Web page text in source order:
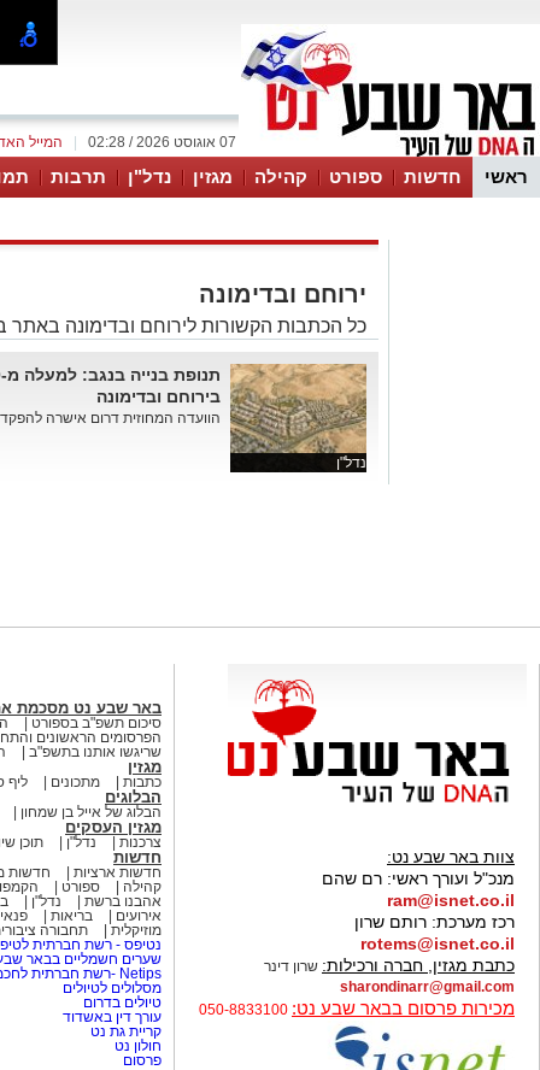
המייל 07 אוגוסט 2026 / 02:28
ראשי חדשות ספורט קהילה מגזין נדל"ן תרבות
ירוחם ובדימונה
כל הכתבות הקשורות לירוחם ובדימונה
נדל"ן
בירוחם ובדימונה
הוועדה המחוזית דרום אישרה
צוות באר שבע נט:
מנכ"ל ועורך ראשי: רם שהם
ram@isnet.co.il
רכז מערכת: רותם שרון
rotems@isnet.co.il
כתבת מגזין, חברה ורכילות: שרון דינר
sharondinarr@gmail.com
מכירות פרסום בבאר שבע נט: 050-8833100
באר שבע נט מסכמת
סיכום תשפ"ב בספורט
הפרסומים הראשונים
שריגשו אותנו בתשפ"ב
מגזין
כתבות מתכונים ליף
הבלוגים
הבלוג של אייל בן שמחון
מגזין העסקים
צרכנות נדל"ן תוכן
חדשות
חדשות ארציות
חדשות
קהילה
ספורט
אהבנו ברשת
נדל"ן
אירועים
בריאות
מוזיקלית
תחבורה
נטיפס - רשת חברתית
שערים חשמליים בבאר
Netips -רשת חברתית לחכמת ההמונים
מסלולים לטיולים
טיולים בדרום
עורך דין באשדוד
קריית גת נט
חולון נט
פרסום